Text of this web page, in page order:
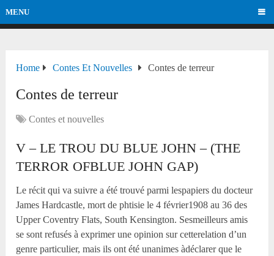
MENU
Home Contes Et Nouvelles Contes de terreur
Contes de terreur
Contes et nouvelles
V – LE TROU DU BLUE JOHN – (THE
TERROR OFBLUE JOHN GAP)
Le récit qui va suivre a été trouvé parmi lespapiers du docteur
James Hardcastle, mort de phtisie le 4 février1908 au 36 des
Upper Coventry Flats, South Kensington. Sesmeilleurs amis
se sont refusés à exprimer une opinion sur cetterelation d’un
genre particulier, mais ils ont été unanimes àdéclarer que le